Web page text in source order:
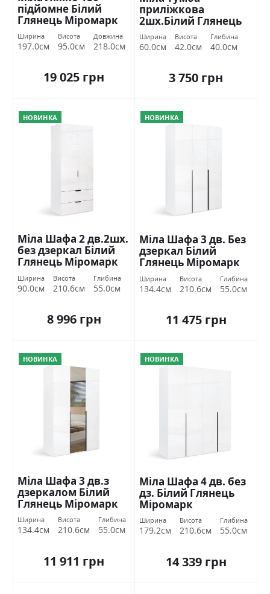
підйомне Білий
Глянець Міромарк
Ширина
197.0см
Висота
95.0см
Довжина
218.0см
19 025 грн
приліжкова
2шх.Білий Глянець
Міромарк
Ширина
60.0см
Висота
42.0см
Глибина
40.0см
3 750 грн
НОВИНКА
Міла Шафа 2 дв.2шх.
без дзеркал Білий
Глянець Міромарк
Ширина
90.0см
Висота
210.6см
Глибина
55.0см
8 996 грн
НОВИНКА
Міла Шафа 3 дв. Без
дзеркал Білий
Глянець Міромарк
Ширина
134.4см
Висота
210.6см
Глибина
55.0см
11 475 грн
НОВИНКА
Міла Шафа 3 дв.з
дзеркалом Білий
Глянець Міромарк
Ширина
134.4см
Висота
210.6см
Глибина
55.0см
11 911 грн
НОВИНКА
Міла Шафа 4 дв. без
дз. Білий Глянець
Міромарк
Ширина
179.2см
Висота
210.6см
Глибина
55.0см
14 339 грн